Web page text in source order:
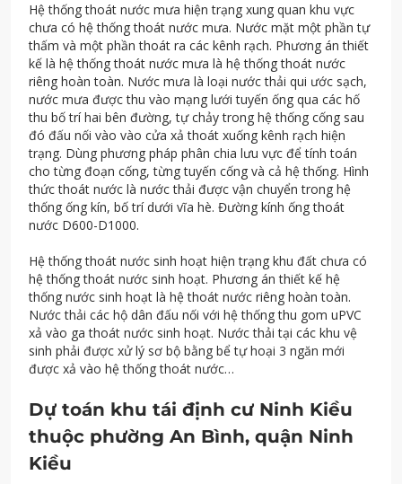
Hệ thống thoát nước mưa hiện trạng xung quan khu vực
chưa có hệ thống thoát nước mưa. Nước mặt một phần tự
thấm và một phần thoát ra các kênh rạch. Phương án thiết
kế là hệ thống thoát nước mưa là hệ thống thoát nước
riêng hoàn toàn. Nước mưa là loại nước thải qui ước sạch,
nước mưa được thu vào mạng lưới tuyến ống qua các hố
thu bố trí hai bên đường, tự chảy trong hệ thống cống sau
đó đấu nối vào vào cửa xả thoát xuống kênh rạch hiện
trạng. Dùng phương pháp phân chia lưu vực để tính toán
cho từng đoạn cống, từng tuyến cống và cả hệ thống. Hình
thức thoát nước là nước thải được vận chuyển trong hệ
thống ống kín, bố trí dưới vĩa hè. Đường kính ống thoát
nước D600-D1000.
Hệ thống thoát nước sinh hoạt hiện trạng khu đất chưa có
hệ thống thoát nước sinh hoạt. Phương án thiết kế hệ
thống nước sinh hoạt là hệ thoát nước riêng hoàn toàn.
Nước thải các hộ dân đấu nối với hệ thống thu gom uPVC
xả vào ga thoát nước sinh hoạt. Nước thải tại các khu vệ
sinh phải được xử lý sơ bộ bằng bể tự hoại 3 ngăn mới
được xả vào hệ thống thoát nước…
Dự toán khu tái định cư Ninh Kiều
thuộc phường An Bình, quận Ninh
Kiều